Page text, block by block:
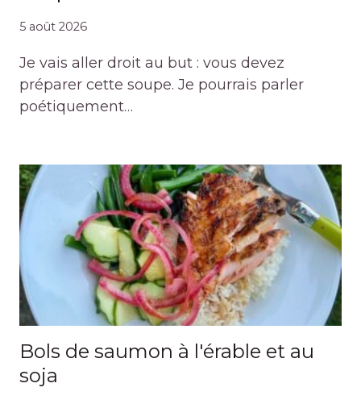
5 août 2026
Je vais aller droit au but : vous devez
préparer cette soupe. Je pourrais parler
poétiquement…
Bols de saumon à l'érable et au
soja